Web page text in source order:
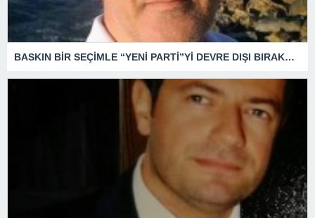
BASKIN BİR SEÇİMLE “YENİ PARTİ”Yİ DEVRE DIŞI BIRAKMAK İÇİN DÜĞMEYE Mİ BASILDI?